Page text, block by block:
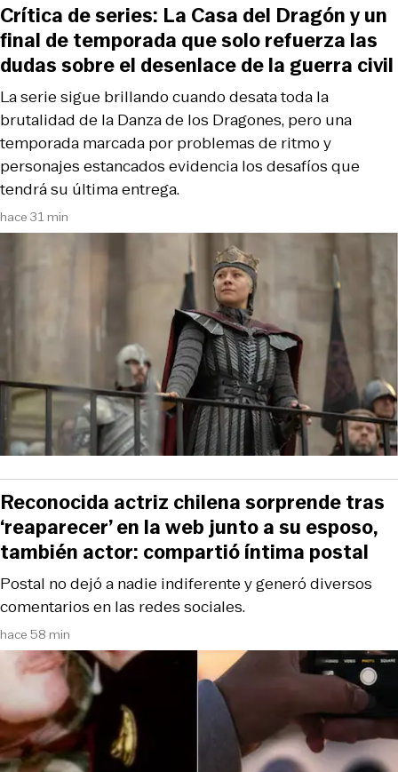
hace 31 min
La serie sigue brillando cuando desata toda la
brutalidad de la Danza de los Dragones, pero una
temporada marcada por problemas de ritmo y
personajes estancados evidencia los desafíos que
tendrá su última entrega.
Crítica de series: La Casa del Dragón y un
final de temporada que solo refuerza las
dudas sobre el desenlace de la guerra civil
hace 58 min
Postal no dejó a nadie indiferente y generó diversos
comentarios en las redes sociales.
Reconocida actriz chilena sorprende tras
‘reaparecer’ en la web junto a su esposo,
también actor: compartió íntima postal